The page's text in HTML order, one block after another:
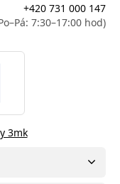
+420 731 000 147
7:30–17:00 hod)
3mk